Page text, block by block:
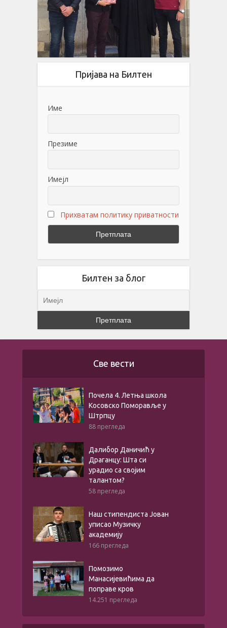
Пријава на Билтен
Име
Презиме
Имејл
Прихватам политику приватности
Билтен за блог
Све вести
Почела 4. Летња школа
Косовско Поморавље у
Штрпцу
88 прегледа
Далибор Даничић у
Драганцу: Шта си
урадио са својим
талантом?
58 прегледа
Наш стипендиста Јован
уписао Музичку
академију
166 прегледа
Помозимо
Манасијевићима да
поправе кров
14.251 прегледа